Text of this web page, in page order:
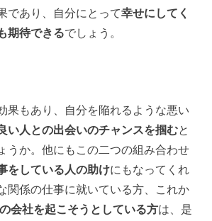
であり、自分にとって幸せにしてく
期待できるでしょう。
果もあり、自分を陥れるような悪い
い人との出会いのチャンスを掴むと
うか。他にもこの二つの組み合わせ
をしている人の助けにもなってくれ
関係の仕事に就いている方、これか
会社を起こそうとしている方は、是